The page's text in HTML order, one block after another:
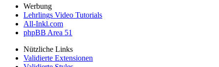
Werbung
Lehrlings Video Tutorials
All-Inkl.com
phpBB Area 51
Nützliche Links
Validierte Extensionen